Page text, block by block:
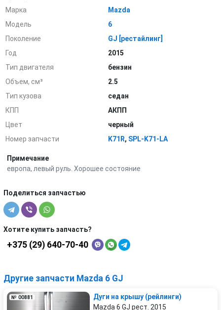
Марка
Mazda
Модель
6
Поколение
GJ [рестайлинг]
Год
2015
Тип двигателя
бензин
Объем, см³
2.5
Тип кузова
седан
КПП
АКПП
Цвет
черный
Номер запчасти
K71R, SPL-K71-LA
Примечание
европа, левый руль. Хорошее состояние
Поделиться запчастью
Хотите купить запчасть?
+375 (29) 640-70-40
Другие запчасти Mazda 6 GJ
№ 00881
Дуги на крышу (рейлинги)
Mazda 6 GJ рест. 2015